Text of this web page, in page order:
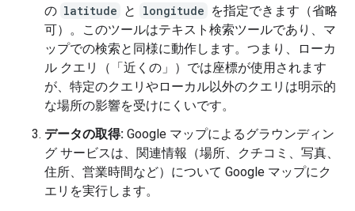
の latitude と longitude を指定できます（省略
可）。このツールはテキスト検索ツールであり、マ
ップでの検索と同様に動作します。つまり、ローカ
ル クエリ（「近くの」）では座標が使用されます
が、特定のクエリやローカル以外のクエリは明示的
な場所の影響を受けにくいです。
データの取得: Google マップによるグラウンディン
グ サービスは、関連情報（場所、クチコミ、写真、
住所、営業時間など）について Google マップにク
エリを実行します。